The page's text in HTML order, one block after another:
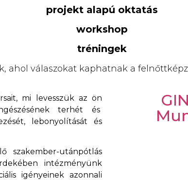
projekt alapú oktatás
workshop
tréningek
ahol válaszokat kaphatnak a
mi levesszük az ön
terhét és
lebonyolítását és
szakember-utánpótlás
intézményünk
igényeinek azonnali